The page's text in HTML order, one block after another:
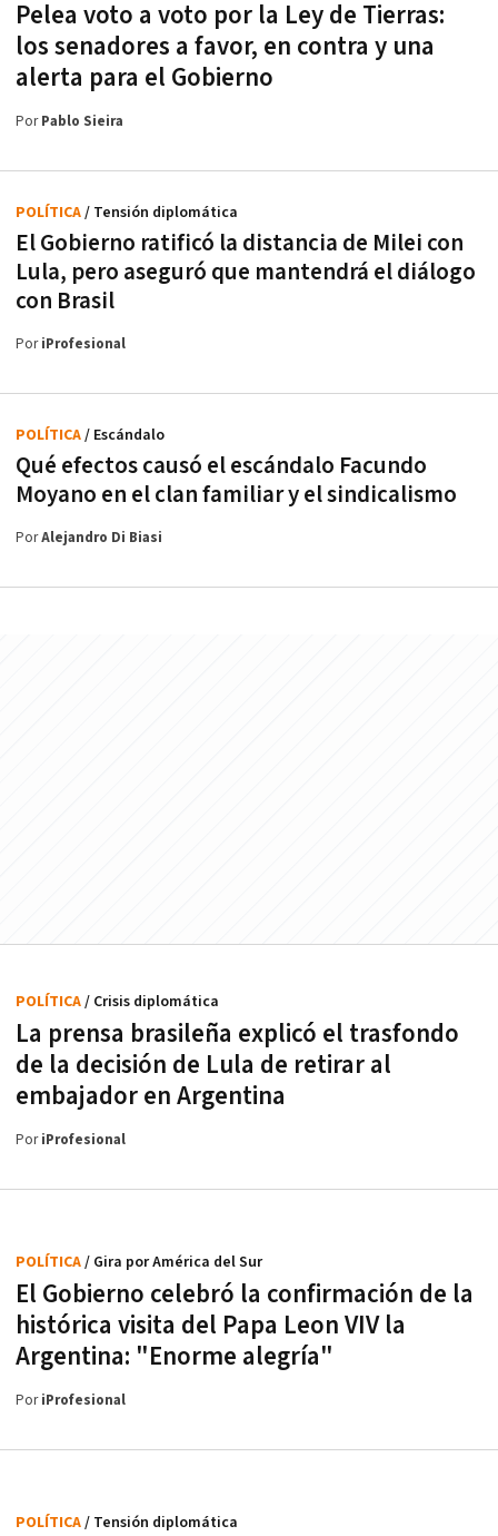
Pelea voto a voto por la Ley de Tierras:
los senadores a favor, en contra y una
alerta para el Gobierno
PorPablo Sieira
El Gobierno ratificó la distancia de Milei con
Lula, pero aseguró que mantendrá el diálogo
con Brasil
POLÍTICA/ Tensión diplomática
PoriProfesional
Qué efectos causó el escándalo Facundo
Moyano en el clan familiar y el sindicalismo
POLÍTICA/ Escándalo
PorAlejandro Di Biasi
La prensa brasileña explicó el trasfondo
de la decisión de Lula de retirar al
embajador en Argentina
POLÍTICA/ Crisis diplomática
PoriProfesional
El Gobierno celebró la confirmación de la
histórica visita del Papa Leon VIV la
Argentina: "Enorme alegría"
POLÍTICA/ Gira por América del Sur
PoriProfesional
POLÍTICA/ Tensión diplomática